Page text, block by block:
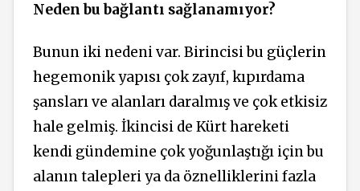
Neden bu bağlantı sağlanamıyor?
Bunun iki nedeni var. Birincisi bu güçlerin
hegemonik yapısı çok zayıf, kıpırdama
şansları ve alanları daralmış ve çok etkisiz
hale gelmiş. İkincisi de Kürt hareketi
kendi gündemine çok yoğunlaştığı için bu
alanın talepleri ya da öznelliklerini fazla